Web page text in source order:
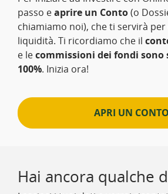
passo eaprire un Conto(o
chiamiamo noi), che ti servirà
liquidità. Ti ricordiamo che il
e lecommissioni dei fondi sono
100%. Inizia ora!
APRI UN CONTO
Hai ancora qualche